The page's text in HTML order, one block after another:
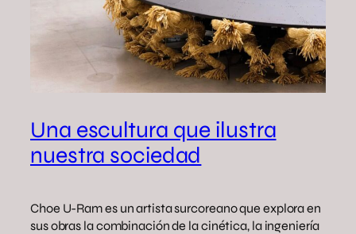
Una escultura que ilustra
nuestra sociedad
Choe U-Ram es un artista surcoreano que explora en
sus obras la combinación de la cinética, la ingeniería